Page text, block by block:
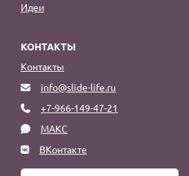
Идеи
КОНТАКТЫ
Контакты
info@slide-life.ru
+7-966-149-47-21
МАКС
ВКонтакте